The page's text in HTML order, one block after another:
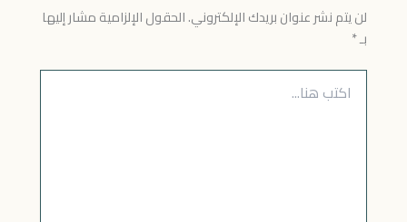
لن يتم نشر عنوان بريدك الإلكتروني.الحقول الإلزامية مشار إليها
بـ*
اكتب
هنا...